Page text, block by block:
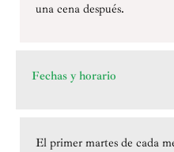
una cena después.
Fechas y horario
El primer martes de cada